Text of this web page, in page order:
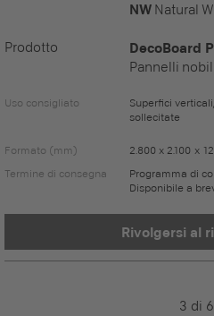
NW Natural
Prodotto DecoBoard
Pannelli
Uso consigliato
Superfici
sollecitate
Formato (mm)
2.800 x 2.100 x 12
Termine di consegna
Programma di
Disponibile a
Rivolgersi al
3 di